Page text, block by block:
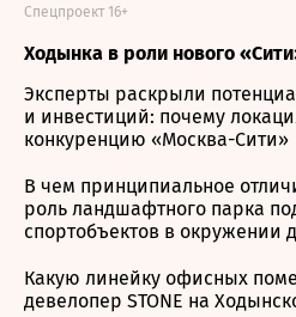
Ходынка в роли нового
Спецпроект 16+
Эксперты раскрыли
и инвестиций: почему
конкуренцию «Москва-Сити»
В чем принципиальное
роль ландшафтного парка
спортобъектов в окружении
Какую линейку офисных
девелопер STONE на